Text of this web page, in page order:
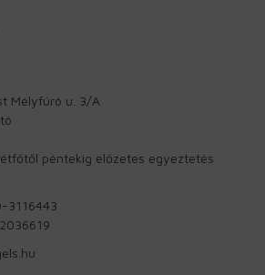
Mélyfúró u. 3/A
péntekig előzetes egyeztetés
3116443